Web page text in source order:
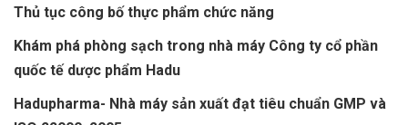
Thủ tục công bố thực phẩm chức năng
Khám phá phòng sạch trong nhà máy Công ty cổ phần
quốc tế dược phẩm Hadu
Hadupharma- Nhà máy sản xuất đạt tiêu chuẩn GMP và